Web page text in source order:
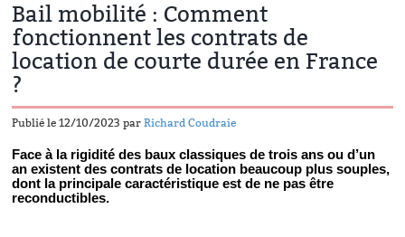
Bail mobilité : Comment
fonctionnent les contrats de
location de courte durée en France
?
Publié le 12/10/2023 parRichard Coudraie
Face à la rigidité des baux classiques de trois ans ou d’un
an existent des contrats de location beaucoup plus souples,
dont la principale caractéristique est de ne pas être
reconductibles.